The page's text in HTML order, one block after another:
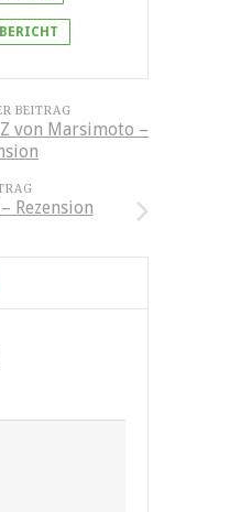
BEITRAG
von Marsimoto –
Rezension